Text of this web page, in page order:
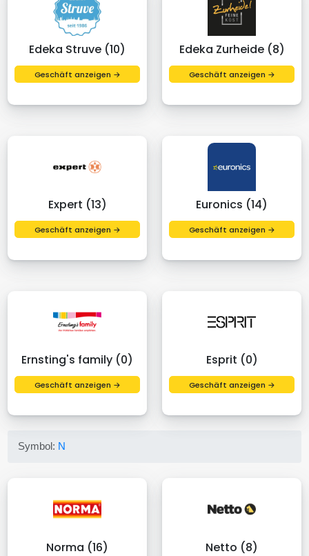
Edeka Struve (10)
Geschäft anzeigen →
Edeka Zurheide (8)
Geschäft anzeigen →
Expert (13)
Geschäft anzeigen →
Euronics (14)
Geschäft anzeigen →
Ernsting's family (0)
Geschäft anzeigen →
Esprit (0)
Geschäft anzeigen →
Symbol: N
Norma (16) Netto (8)